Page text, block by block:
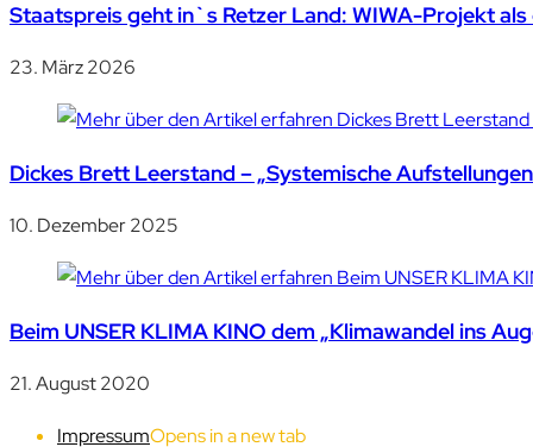
Staatspreis geht in`s Retzer Land: WIWA-Projekt
23. März 2026
Dickes Brett Leerstand – „Systemische
10. Dezember 2025
Beim UNSER KLIMA KINO dem „Klimawandel ins
21. August 2020
ImpressumOpens in a new tab